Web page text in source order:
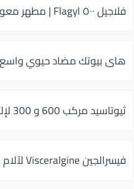
فلاجيل ٥٠٠ Flagyl | مطهر معوي أقراص وشراب
هاى بيوتك مضاد حيوي واسع
ثيوتاسيد مركب 600 و 300 لإلتهاب الأعصاب
فيسرالجين Visceralgine لآلام الجهاز الهضمى